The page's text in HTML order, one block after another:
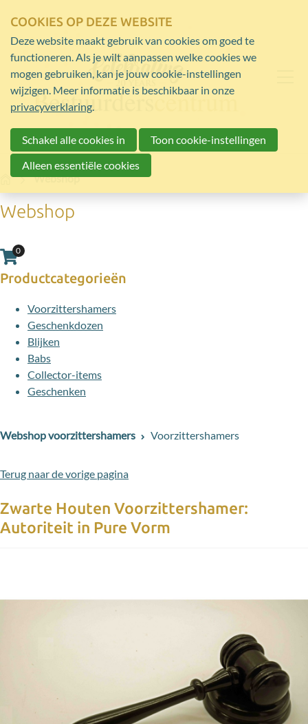
HomeWebshop
Webshop
Webshop voorzittershamers Voorzittershamers
Terug naar de vorige pagina
Zwarte Houten Voorzittershamer:
Autoriteit in Pure Vorm
Aantal artikelen in winkelwagen:
0
Productcategorieën
Voorzittershamers
Geschenkdozen
Blijken
Babs
Collector-items
Geschenken
COOKIES OP DEZE WEBSITE
Deze website maakt gebruik van cookies om goed te
functioneren. Als je wilt aanpassen welke cookies we
mogen gebruiken, kan je jouw cookie-instellingen
wijzigen. Meer informatie is beschikbaar in onze
privacyverklaring.
Schakel alle cookies in
Toon cookie-instellingen
Alleen essentiële cookies